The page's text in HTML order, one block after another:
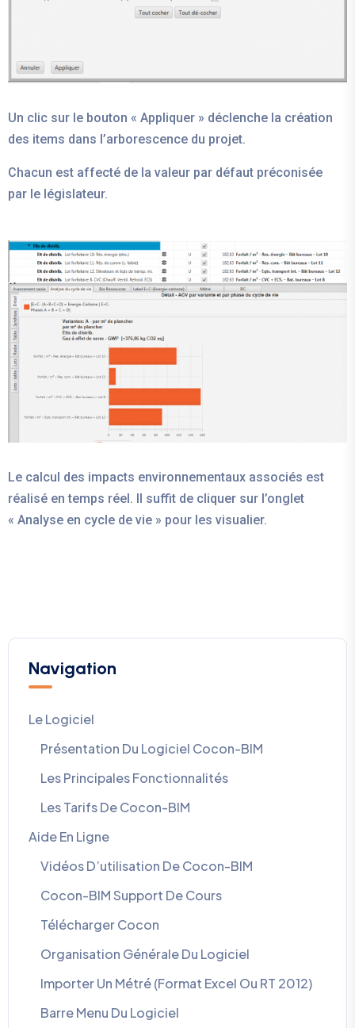
Un clic sur le bouton « Appliquer » déclenche la création
des items dans l’arborescence du projet.
Chacun est affecté de la valeur par défaut préconisée
par le législateur.
Le calcul des impacts environnementaux associés est
réalisé en temps réel. Il suffit de cliquer sur l’onglet
« Analyse en cycle de vie » pour les visualier.
Navigation
Le Logiciel
Présentation Du Logiciel Cocon-BIM
Les Principales Fonctionnalités
Les Tarifs De Cocon-BIM
Aide En Ligne
Vidéos D’utilisation De Cocon-BIM
Cocon-BIM Support De Cours
Télécharger Cocon
Organisation Générale Du Logiciel
Importer Un Métré (format Excel Ou RT 2012)
Barre Menu Du Logiciel